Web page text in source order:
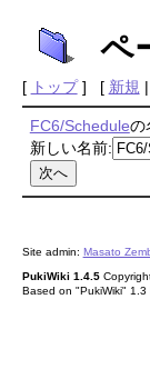
ペ
[ トップ] [ 新規 |
FC6/Scheduleの
新しい名前:
Site admin: Masato
PukiWiki 1.4.5
Based on "PukiWiki" 1.3